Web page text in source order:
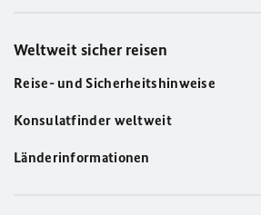
Weltweit sicher reisen
Reise- und Sicherheitshinweise
Konsulatfinder weltweit
Länderinformationen